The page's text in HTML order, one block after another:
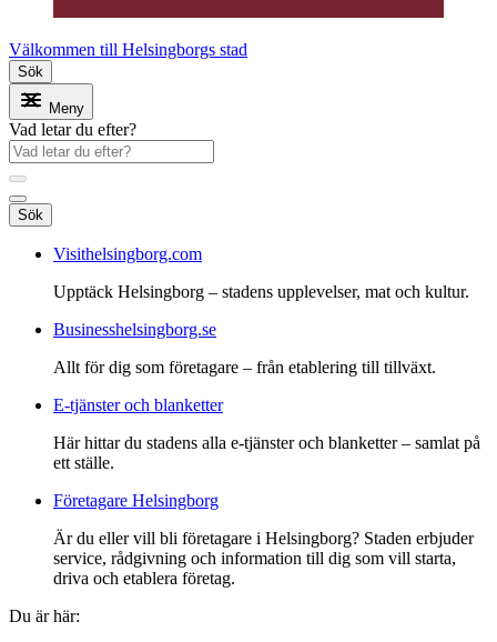
Välkommen till Helsingborgs stad
Sök
Meny
Vad letar du efter?
Sök
Visithelsingborg.com
Upptäck Helsingborg – stadens upplevelser, mat och kultur.
Businesshelsingborg.se
Allt för dig som företagare – från etablering till tillväxt.
E-tjänster och blanketter
Här hittar du stadens alla e-tjänster och blanketter – samlat på
ett ställe.
Företagare Helsingborg
Är du eller vill bli företagare i Helsingborg? Staden erbjuder
service, rådgivning och information till dig som vill starta,
driva och etablera företag.
Du är här: